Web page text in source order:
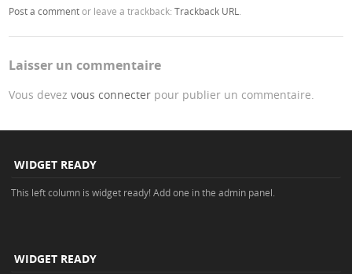
Post a commentor leave a trackback:Trackback URL
Laisser un commentaire
Vous devezvous connecter pour publier un commentaire.
WIDGET READY
This left column is widget ready! Add one in the admin panel.
WIDGET READY